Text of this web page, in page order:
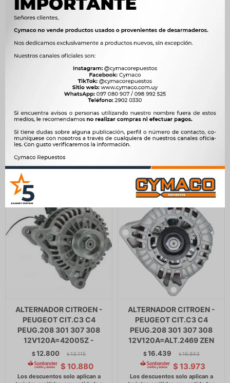
ALTERNADOR CITROEN -
PEUGEOT 307 C4 C5
JUMPY 2.0N SIST.VALEO
A13VI203 12V 120A -
$ 11.200 $ 11.475
$9.520
ALTERNADOR CITROEN -
PEUGEOT BERLINGO-
EXPERT 1.9 C3 150A
=ALT.117034 -
$ 12.693 $ 13.005
ALTERNADOR CITROEN -
PEUGEOT CIT.C3 C4
PEUG.208 301 307 308
12V120A=42005Z -
$12.800 $ 13.115
$ 10.880
ALTERNADOR CITROEN -
PEUGEOT CIT.C3 C4
PEUG.208 301 307 308
12V120A=ALT.2469 ZEN
$16.439 $ 16.843
$ 13.973